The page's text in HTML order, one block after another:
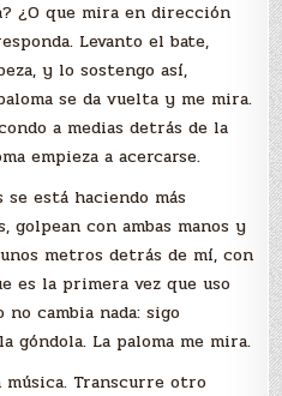
¿O que mira en dirección
Levanto el bate,
y lo sostengo así,
se da vuelta y me mira.
a medias detrás de la
empieza a acercarse.
se está haciendo más
golpean con ambas manos y
metros detrás de mí, con
es la primera vez que uso
cambia nada: sigo
góndola. La paloma me mira.
música. Transcurre otro